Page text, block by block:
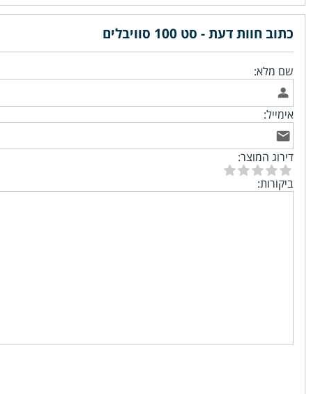
כתוב חוות דעת - סט 100 סוויבלים
שם מלא:
אימייל:
דירוג המוצר:
ביקורות: